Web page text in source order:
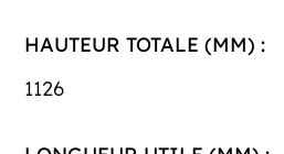
HAUTEUR TOTALE (MM) :
1126